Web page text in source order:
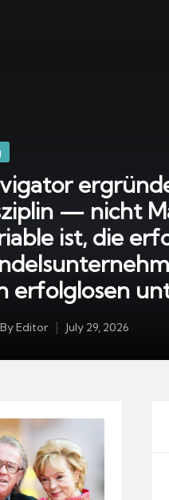
— nicht
ist, die
erfolglosen
ByEditor July 29, 2026